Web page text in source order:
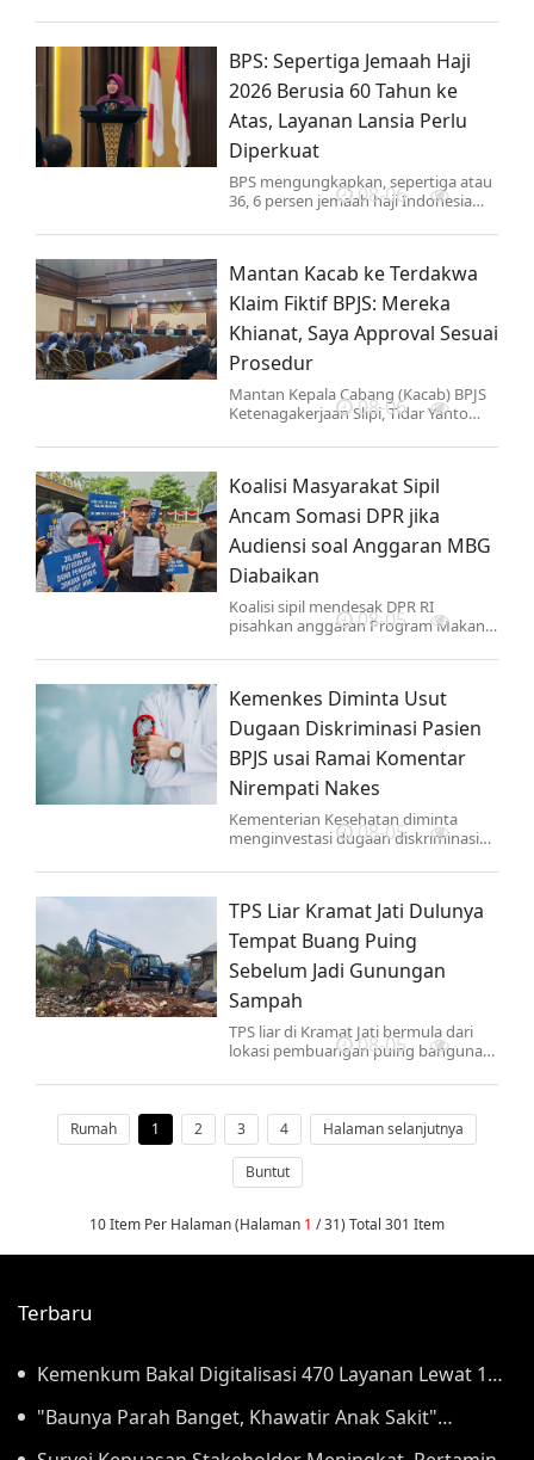
sampah ilegal. Pemprov DKI akan
jasa mereka.
BPS: Sepertiga Jemaah Haji
2026 Berusia 60 Tahun ke
Atas, Layanan Lansia Perlu
Diperkuat
BPS mengungkapkan, sepertiga atau
36, 6 persen jemaah haji Indonesia
usia atau berusia di atas 60 tahun.
08-06
Mantan Kacab ke Terdakwa
Klaim Fiktif BPJS: Mereka
Khianat, Saya Approval Sesuai
Prosedur
Mantan Kepala Cabang (Kacab) BPJS
Ketenagakerjaan Slipi, Tidar Yanto
klaim JKK dilakukan secara berlapis.
08-06
Koalisi Masyarakat Sipil
Ancam Somasi DPR jika
Audiensi soal Anggaran MBG
Diabaikan
Koalisi sipil mendesak DPR RI
pisahkan anggaran Program Makan
ancam somasi & siap kembali ke MK
08-05
Kemenkes Diminta Usut
Dugaan Diskriminasi Pasien
BPJS usai Ramai Komentar
Nirempati Nakes
Kementerian Kesehatan diminta
menginvestasi dugaan diskriminasi
komentar nirempati tenaga
08-05
TPS Liar Kramat Jati Dulunya
Tempat Buang Puing
Sebelum Jadi Gunungan
Sampah
TPS liar di Kramat Jati bermula dari
lokasi pembuangan puing bangunan.
rawa berubah menjadi gunungan
08-05
Rumah 1 2 3 4 Halaman selanjutnya
Buntut
10 Item Per Halaman (Halaman 1 / 31) Total 301 Item
Terbaru
Kemenkum Bakal Digitalisasi 470 Layanan Lewat 1
Aplikasi Super Mulai September
"Baunya Parah Banget, Khawatir Anak Sakit"